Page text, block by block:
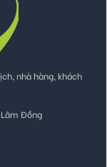
nhà hàng, khách
Lâm Đồng